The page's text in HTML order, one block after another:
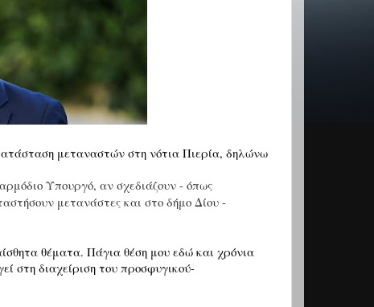
μεταναστών στη νότια Πιερία, δηλώνω
Υπουργό, αν σχεδιάζουν - όπως
μετανάστες και στο δήμο Δίου -
θέματα. Πάγια θέση μου εδώ και χρόνια
στη διαχείριση του προσφυγικού-